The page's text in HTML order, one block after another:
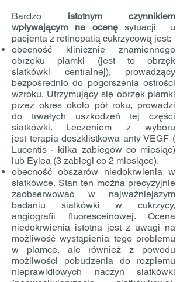
Bardzo istotnym czynnikiem
wpływającym na ocenęsytuacji u
pacjenta z retinopatią cukrzycową jest:
obecność klinicznie znamiennego
obrzęku plamki (jest to obrzęk
siatkówki centralnej), prowadzący
bezpośrednio do pogorszenia ostrości
wzroku. Utrzymujący się obrzęk plamki
przez okres około pół roku, prowadzi
do trwałych uszkodzeń tej części
siatkówki. Leczeniem z wyboru
jest terapia doszklistkowa anty VEGF (
Lucentis - kilka zabiegów co miesiąc)
lub Eylea (3 zabiegi co 2 miesiące).
obecność obszarów niedokrwienia w
siatkówce. Stan ten można precyzyjnie
zaobserwować w najważniejszym
badaniu siatkówki w cukrzycy,
angiografii fluoresceinowej. Ocena
niedokrwienia istotna jest z uwagi na
możliwość wystąpienia tego problemu
w plamce, ale również z powodu
możliwości pobudzenia do rozplemu
nieprawidłowych naczyń siatkówki